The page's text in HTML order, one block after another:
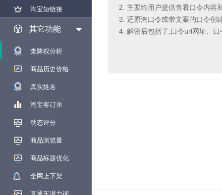
淘宝短链接
其它功能
查降权分析
商品历史价格
真实姓名
淘宝客订单
动态评分
商品浏览量
商品标题优化
全网上下架
2. 主要给用户提供查看口令内容
3. 还原淘口令或带文案的口令创
4. 解密后包括了,口令url网址、